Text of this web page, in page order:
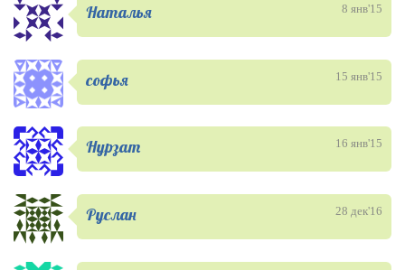
Наталья 8 янв'15
софья 15 янв'15
Нурзат 16 янв'15
Руслан 28 дек'16